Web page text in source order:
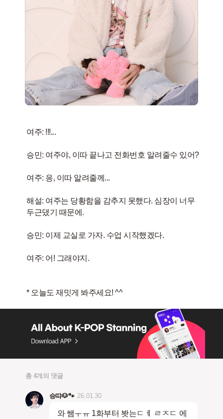
여주: !!!...
승민: 여주야, 이따 끝나고 전화번호 알려줄수 있어?
여주: 응, 이따 알려줄께...
해설: 여주는 당황함을 감추지 못했다. 심장이 너무
두근댔기 때문에.
승민: 이제 교실로 가자. 수업 시작했겠다.
여주: 어! 그래야지.
* 오늘도 재밋게 봐주세요! ^^
총 4개의 댓글
승땨🐶🐾 26.01.30
와 쌤ㅜㅠ 1화부터 봣는ㄷㅔ ㄹㅈㄷ 에